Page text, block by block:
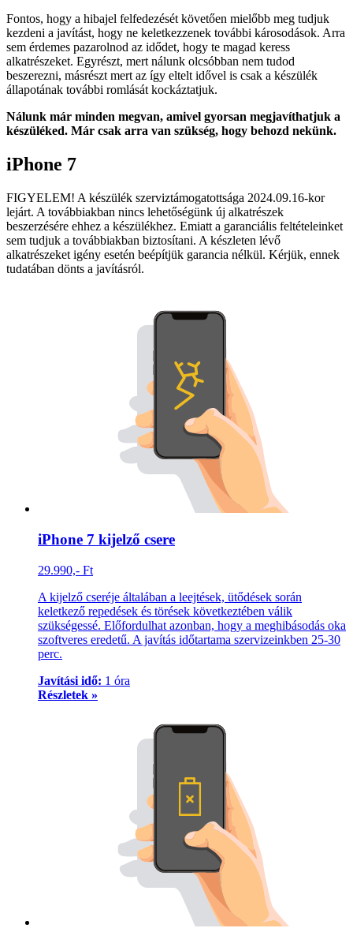
Fontos, hogy a hibajel felfedezését követően mielőbb meg tudjuk
kezdeni a javítást, hogy ne keletkezzenek további károsodások. Arra
sem érdemes pazarolnod az idődet, hogy te magad keress
alkatrészeket. Egyrészt, mert nálunk olcsóbban nem tudod
beszerezni, másrészt mert az így eltelt idővel is csak a készülék
állapotának további romlását kockáztatjuk.
Nálunk már minden megvan, amivel gyorsan megjavíthatjuk a
készüléked. Már csak arra van szükség, hogy behozd nekünk.
iPhone 7
FIGYELEM! A készülék szerviztámogatottsága 2024.09.16-kor
lejárt. A továbbiakban nincs lehetőségünk új alkatrészek
beszerzésére ehhez a készülékhez. Emiatt a garanciális feltételeinket
sem tudjuk a továbbiakban biztosítani. A készleten lévő
alkatrészeket igény esetén beépítjük garancia nélkül. Kérjük, ennek
tudatában dönts a javításról.
iPhone 7 kijelző csere
29.990,- Ft
A kijelző cseréje általában a leejtések, ütődések során
keletkező repedések és törések következtében válik
szükségessé. Előfordulhat azonban, hogy a meghibásodás oka
szoftveres eredetű. A javítás időtartama szervizeinkben 25-30
perc.
Javítási idő: 1 óra
Részletek »